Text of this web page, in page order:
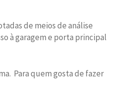
de meios de análise
à garagem e porta principal
Para quem gosta de fazer